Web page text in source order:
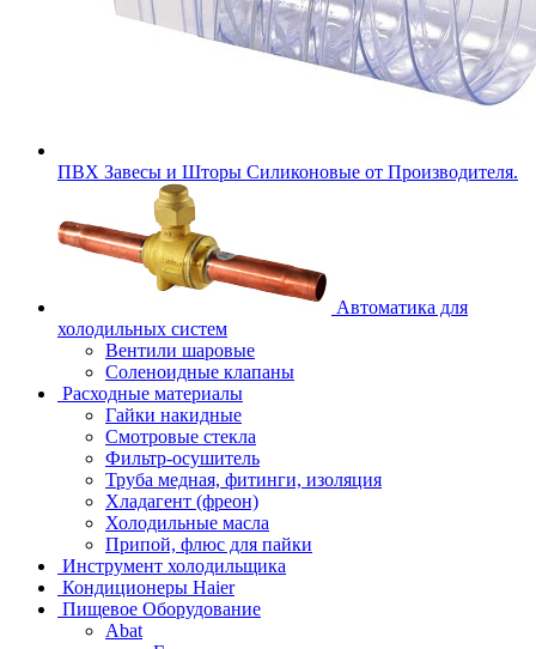
ПВХ Завесы и Шторы Силиконовые от Производителя.
Автоматика для
холодильных систем
Вентили шаровые
Соленоидные клапаны
Расходные материалы
Гайки накидные
Смотровые стекла
Фильтр-осушитель
Труба медная, фитинги, изоляция
Хладагент (фреон)
Холодильные масла
Припой, флюс для пайки
Инструмент холодильщика
Кондиционеры Haier
Пищевое Оборудование
Abat